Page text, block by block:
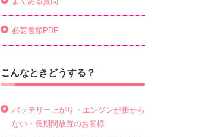
必要書類PDF
こんなときどうする？
バッテリー上がり・エンジンが掛から
ない・長期間放置のお客様